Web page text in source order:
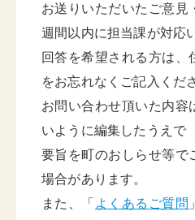
お送りいただいたご意見
週間以内に担当課が対応
回答を希望される方は、
をお忘れなくご記入くだ
お問い合わせ頂いた内容
いように編集したうえで
要旨を町のおしらせ等で
場合があります。
また、「 よくあるご質問